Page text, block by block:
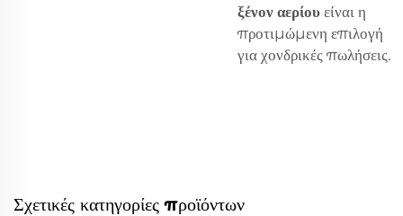
ξένον αερίου είναι η
προτιμώμενη επιλογή
για χονδρικές πωλήσεις.
Σχετικές κατηγορίες προϊόντων